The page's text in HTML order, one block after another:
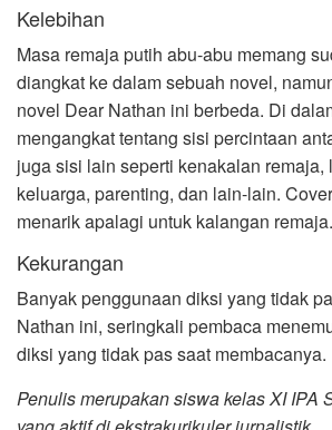
Kelebihan
Masa remaja putih abu-abu memang
diangkat ke dalam sebuah novel,
novel Dear Nathan ini berbeda. Di
mengangkat tentang sisi percintaan
juga sisi lain seperti kenakalan remaja,
keluarga, parenting, dan lain-lain.
menarik apalagi untuk kalangan remaja.
Kekurangan
Banyak penggunaan diksi yang tidak
Nathan ini, seringkali pembaca
diksi yang tidak pas saat membacanya.
Penulis merupakan siswa kelas XI IPA